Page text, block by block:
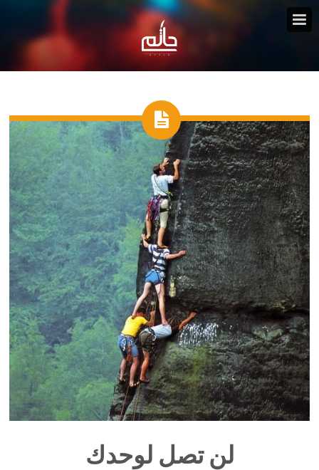
لن تصل لوحدك